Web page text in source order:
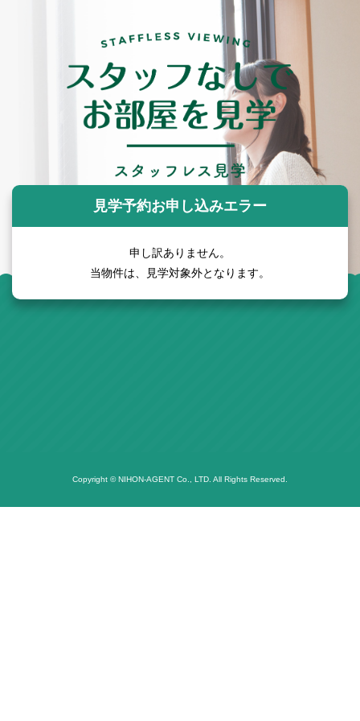
見学予約お申し込みエラー
申し訳ありません。
当物件は、見学対象外となります。
Copyright © NIHON-AGENT Co., LTD. All Rights Reserved.